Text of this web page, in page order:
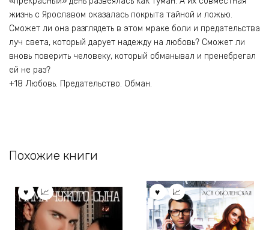
жизнь с Ярославом оказалась покрыта тайной и ложью.
Сможет ли она разглядеть в этом мраке боли и предательства
луч света, который дарует надежду на любовь? Сможет ли
вновь поверить человеку, который обманывал и пренебрегал
ей не раз?
+18 Любовь. Предательство. Обман.
Похожие книги